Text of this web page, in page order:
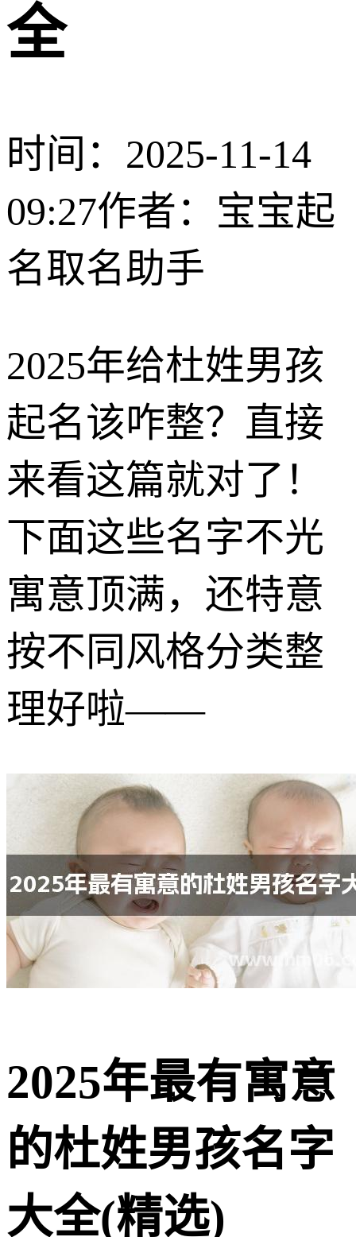
全
时间：2025-11-14
09:27作者：宝宝起
名取名助手
2025年给杜姓男孩
起名该咋整？直接
来看这篇就对了！
下面这些名字不光
寓意顶满，还特意
按不同风格分类整
理好啦——
2025年最有寓意
的杜姓男孩名字
大全(精选)